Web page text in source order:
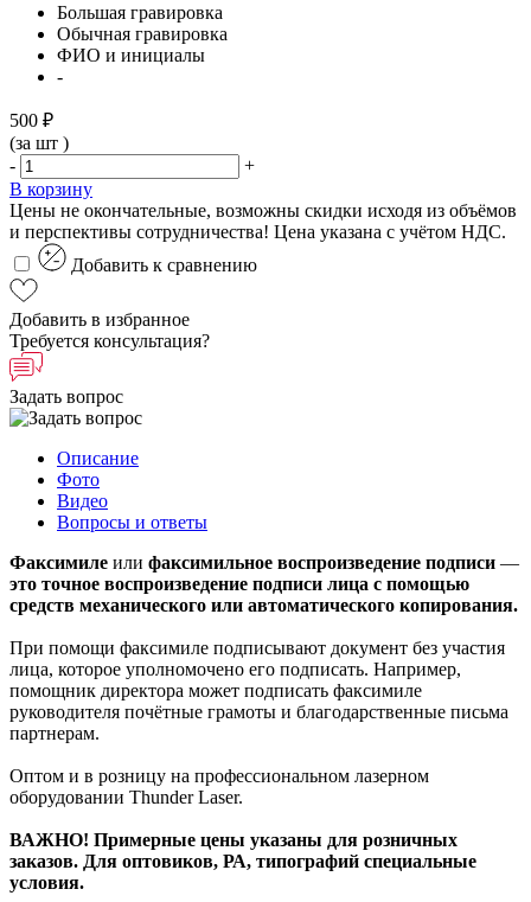
Большая гравировка
Обычная гравировка
ФИО и инициалы
-
500 ₽
(за шт )
-
+
В корзину
Цены не окончательные, возможны скидки исходя из объёмов
и перспективы сотрудничества! Цена указана с учётом НДС.
Добавить к сравнению
Добавить в избранное
Требуется консультация?
Задать вопрос
Описание
Фото
Видео
Вопросы и ответы
Факсимиле или факсимильное воспроизведение подписи —
это точное воспроизведение подписи лица с помощью
средств механического или автоматического копирования.
При помощи факсимиле подписывают документ без участия
лица, которое уполномочено его подписать. Например,
помощник директора может подписать факсимиле
руководителя почётные грамоты и благодарственные письма
партнерам.
Оптом и в розницу на профессиональном лазерном
оборудовании Thunder Laser.
ВАЖНО! Примерные цены указаны для розничных
заказов. Для оптовиков, РА, типографий специальные
условия.